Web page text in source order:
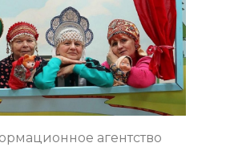
агентство